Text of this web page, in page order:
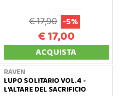
€ 17,90 -5%
€ 17,00
ACQUISTA
RAVEN
LUPO SOLITARIO VOL.4 -
L'ALTARE DEL SACRIFICIO